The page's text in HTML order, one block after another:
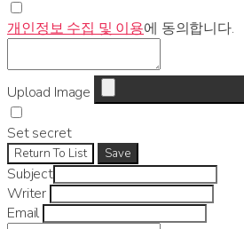
개인정보 수집 및 이용에 동의합니다.
Upload Image
Set secret
Return To List Save
Subject
Writer
Email